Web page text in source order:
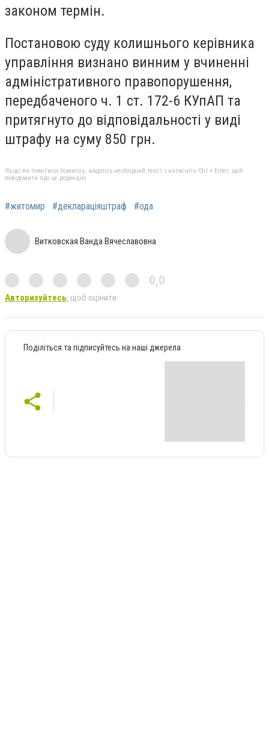
законом термін.
Постановою суду колишнього керівника
управління визнано винним у вчиненні
адміністративного правопорушення,
передбаченого ч. 1 ст. 172-6 КУпАП та
притягнуто до відповідальності у виді
штрафу на суму 850 грн.
Якщо ви помітили помилку, виділіть необхідний текст і натисніть Ctrl + Enter, щоб
повідомити про це редакцію
#житомир #деклараціяштраф #ода
Витковская Ванда Вячеславовна
0,0
Авторизуйтесь, щоб оцінити
Поділіться та підписуйтесь на наші джерела